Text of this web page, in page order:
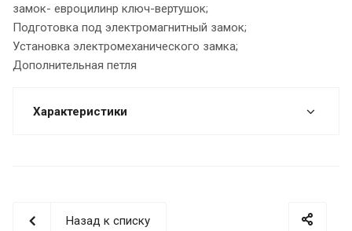
замок- евроцилинр ключ-вертушок;
Подготовка под электромагнитный замок;
Установка электромеханического замка;
Дополнительная петля
Характеристики
Назад к списку